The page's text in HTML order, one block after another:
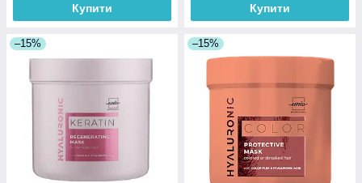
Купити Купити
–15% –15%